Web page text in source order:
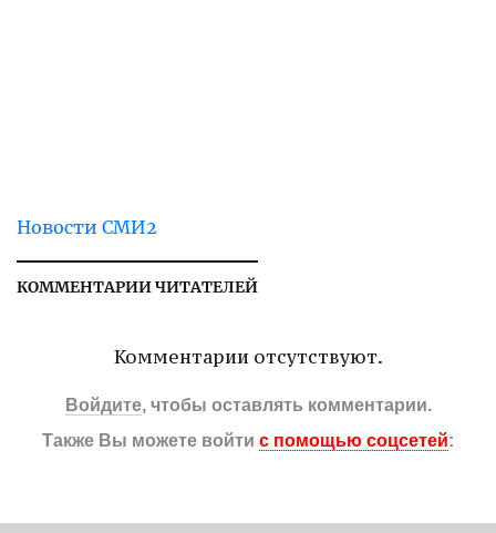
Новости СМИ2
КОММЕНТАРИИ ЧИТАТЕЛЕЙ
Комментарии отсутствуют.
Войдите, чтобы оставлять комментарии.
Также Вы можете войти с помощью соцсетей: